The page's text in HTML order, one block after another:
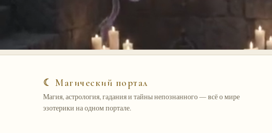
☾ Магический портал
Магия, астрология, гадания и тайны непознанного — всё о мире
эзотерики на одном портале.